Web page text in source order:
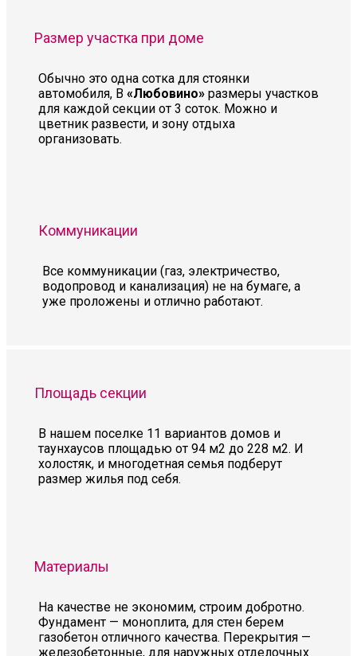
Размер участка при доме
Обычно это одна сотка для стоянки
автомобиля, В «Любовино» размеры участков
для каждой секции от 3 соток. Можно и
цветник развести, и зону отдыха
организовать.
Коммуникации
Все коммуникации (газ, электричество,
водопровод и канализация) не на бумаге, а
уже проложены и отлично работают.
Площадь секции
В нашем поселке 11 вариантов домов и
таунхаусов площадью от 94 м2 до 228 м2. И
холостяк, и многодетная семья подберут
размер жилья под себя.
Материалы
На качестве не экономим, строим добротно.
Фундамент — моноплита, для стен берем
газобетон отличного качества. Перекрытия —
железобетонные, для наружных отделочных